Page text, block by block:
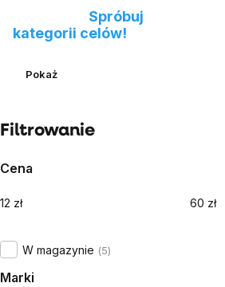
Spróbuj
kategorii celów!
Pokaż
Filtrowanie
Cena
12 zł 60 zł
W magazynie 5
Marki